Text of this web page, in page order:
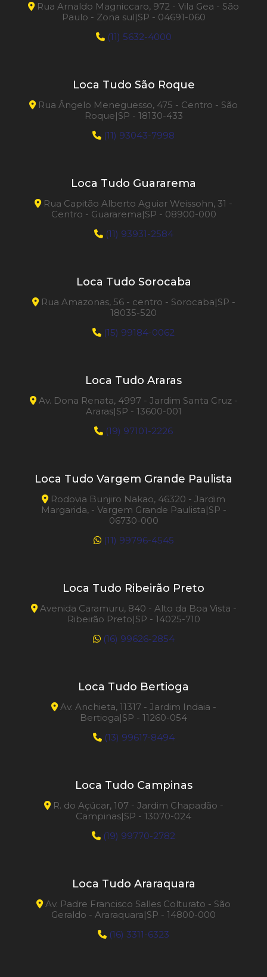
Rua Arnaldo Magniccaro, 972 - Vila Gea - São
Paulo - Zona sul|SP - 04691-060
(11) 5632-4000
Loca Tudo São Roque
Rua Ângelo Meneguesso, 475 - Centro - São
Roque|SP - 18130-433
(11) 93043-7998
Loca Tudo Guararema
Rua Capitão Alberto Aguiar Weissohn, 31 -
Centro - Guararema|SP - 08900-000
(11) 93931-2584
Loca Tudo Sorocaba
Rua Amazonas, 56 - centro - Sorocaba|SP -
18035-520
(15) 99184-0062
Loca Tudo Araras
Av. Dona Renata, 4997 - Jardim Santa Cruz -
Araras|SP - 13600-001
(19) 97101-2226
Loca Tudo Vargem Grande Paulista
Rodovia Bunjiro Nakao, 46320 - Jardim
Margarida, - Vargem Grande Paulista|SP -
06730-000
(11) 99796-4545
Loca Tudo Ribeirão Preto
Avenida Caramuru, 840 - Alto da Boa Vista -
Ribeirão Preto|SP - 14025-710
(16) 99626-2854
Loca Tudo Bertioga
Av. Anchieta, 11317 - Jardim Indaia -
Bertioga|SP - 11260-054
(13) 99617-8494
Loca Tudo Campinas
R. do Açúcar, 107 - Jardim Chapadão -
Campinas|SP - 13070-024
(19) 99770-2782
Loca Tudo Araraquara
Av. Padre Francisco Salles Colturato - São
Geraldo - Araraquara|SP - 14800-000
(16) 3311-6323